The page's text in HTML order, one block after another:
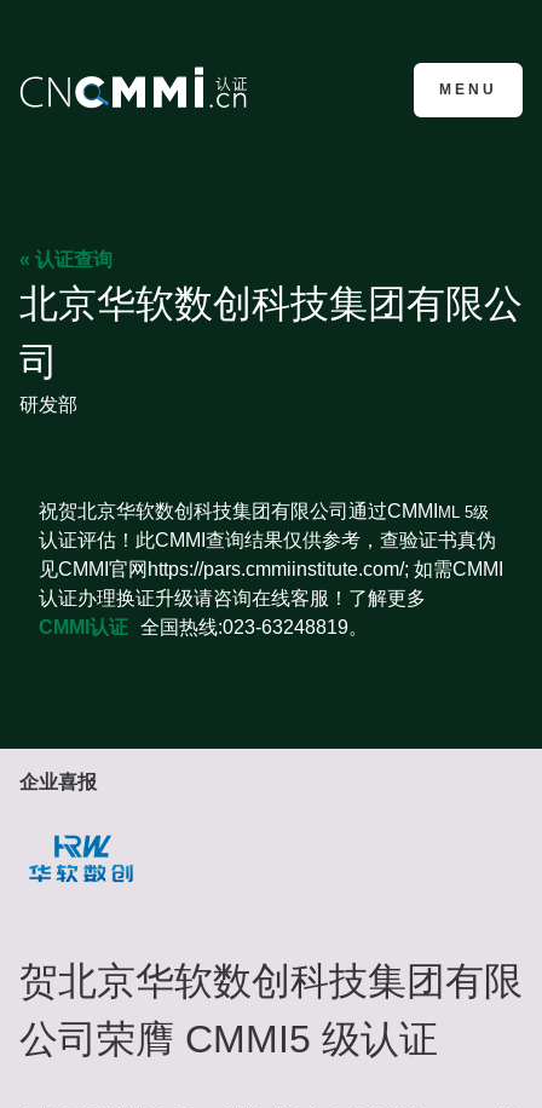
CMMI认证咨询
MENU
« 认证查询
北京华软数创科技集团有限公
司
研发部
祝贺北京华软数创科技集团有限公司通过CMMI ML 5级
认证评估！此CMMI查询结果仅供参考，查验证书真伪
见CMMI官网https://pars.cmmiinstitute.com/; 如需CMMI
认证办理换证升级请咨询在线客服！了解更多
CMMI认证 全国热线:023-63248819。
企业喜报
贺北京华软数创科技集团有限
公司荣膺 CMMI5 级认证